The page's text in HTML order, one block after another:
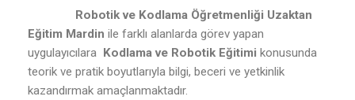
Robotik ve Kodlama Öğretmenliği Uzaktan
Eğitim Mardin ile farklı alanlarda görev yapan
uygulayıcılara Kodlama ve Robotik Eğitimi konusunda
teorik ve pratik boyutlarıyla bilgi, beceri ve yetkinlik
kazandırmak amaçlanmaktadır.